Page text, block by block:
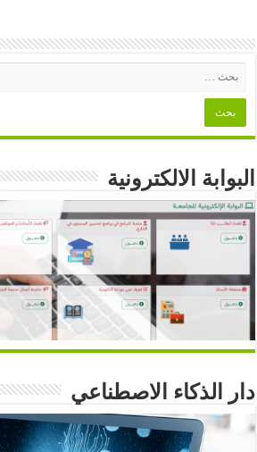
البوابة الالكترونية
دار الذكاء الاصطناعي